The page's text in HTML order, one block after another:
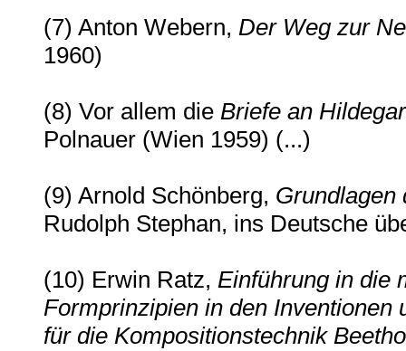
(7) Anton Webern, Der Weg zur
1960)
(8) Vor allem die Briefe an
Polnauer (Wien 1959) (...)
(9) Arnold Schönberg, Grundlagen
Rudolph Stephan, ins Deutsche
(10) Erwin Ratz, Einführung in die
Formprinzipien in den Inventionen
für die Kompositionstechnik